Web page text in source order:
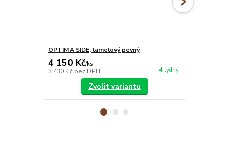
OPTIMA SIDE, lamelový pevný
4 150 Kč/ks
3 430 Kč bez DPH 4 týdny
Zvolit variantu